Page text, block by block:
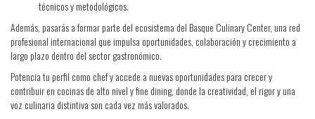
técnicos y metodológicos.
Además, pasarás a formar parte del ecosistema del Basque Culinary Center, una red
profesional internacional que impulsa oportunidades, colaboración y crecimiento a
largo plazo dentro del sector gastronómico.
Potencia tu perfil como chef y accede a nuevas oportunidades para crecer y
contribuir en cocinas de alto nivel y fine dining, donde la creatividad, el rigor y una
voz culinaria distintiva son cada vez más valorados.